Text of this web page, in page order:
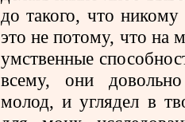
до такого, что
это не потому, что на
умственные
всему, они
молод, и углядел в